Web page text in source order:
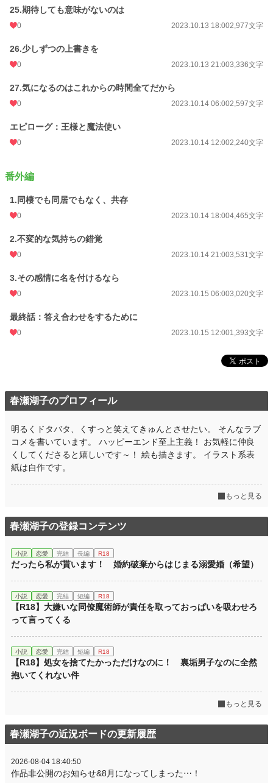
25.期待しても意味がないのは
0 2023.10.13 18:002,977文字
26.少しずつの上書きを
0 2023.10.13 21:003,336文字
27.気になるのはこれからの時間全てだから
0 2023.10.14 06:002,597文字
エピローグ：王様と魔法使い
0 2023.10.14 12:002,240文字
番外編
1.同棲でも同居でもなく、共存
0 2023.10.14 18:004,465文字
2.不変的な気持ちの錯覚
0 2023.10.14 21:003,531文字
3.その感情に名を付けるなら
0 2023.10.15 06:003,020文字
最終話：答え合わせをするために
0 2023.10.15 12:001,393文字
春瀬湖子のプロフィール
明るくドタバタ、くすっと笑えてきゅんとさせたい。 そんなラブ
コメを書いています。 ハッピーエンド至上主義！ お気軽に仲良
くしてくださると嬉しいです～！ 絵も描きます。 イラスト系表
紙は自作です。
もっと見る
春瀬湖子の登録コンテンツ
小説 恋愛 完結 長編 R18
だったら私が貰います！ 婚約破棄からはじまる溺愛婚（希望）
小説 恋愛 完結 短編 R18
【R18】大嫌いな同僚魔術師が責任を取っておっぱいを吸わせろ
って言ってくる
小説 恋愛 完結 短編 R18
【R18】処女を捨てたかっただけなのに！ 裏垢男子なのに全然
抱いてくれない件
もっと見る
春瀬湖子の近況ボードの更新履歴
2026-08-04 18:40:50
作品非公開のお知らせ&8月になってしまった⋯！